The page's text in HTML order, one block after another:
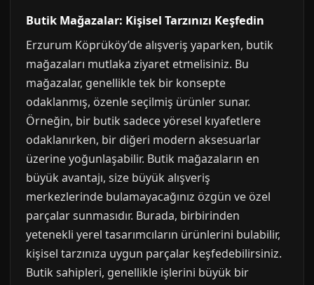
Butik Mağazalar: Kişisel Tarzınızı Keşfedin
Erzurum Köprüköy’de alışveriş yaparken, butik
mağazaları mutlaka ziyaret etmelisiniz. Bu
mağazalar, genellikle tek bir konsepte
odaklanmış, özenle seçilmiş ürünler sunar.
Örneğin, bir butik sadece yöresel kıyafetlere
odaklanırken, bir diğeri modern aksesuarlar
üzerine yoğunlaşabilir. Butik mağazaların en
büyük avantajı, size büyük alışveriş
merkezlerinde bulamayacağınız özgün ve özel
parçalar sunmasıdır. Burada, birbirinden
yetenekli yerel tasarımcıların ürünlerini bulabilir,
kişisel tarzınıza uygun parçalar keşfedebilirsiniz.
Butik sahipleri, genellikle işlerini büyük bir